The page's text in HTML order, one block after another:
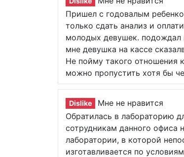
Пришел с годовалым
только сдать анализ и
молодых девушек. подождал
мне девушка на кассе
Не пойму такого отношения
можно пропустить хотя бы
Dislike
Мне не нравится
Обратилась в лабораторию
сотрудникам данного офиса
лаборатории, в которой
изготавливается по